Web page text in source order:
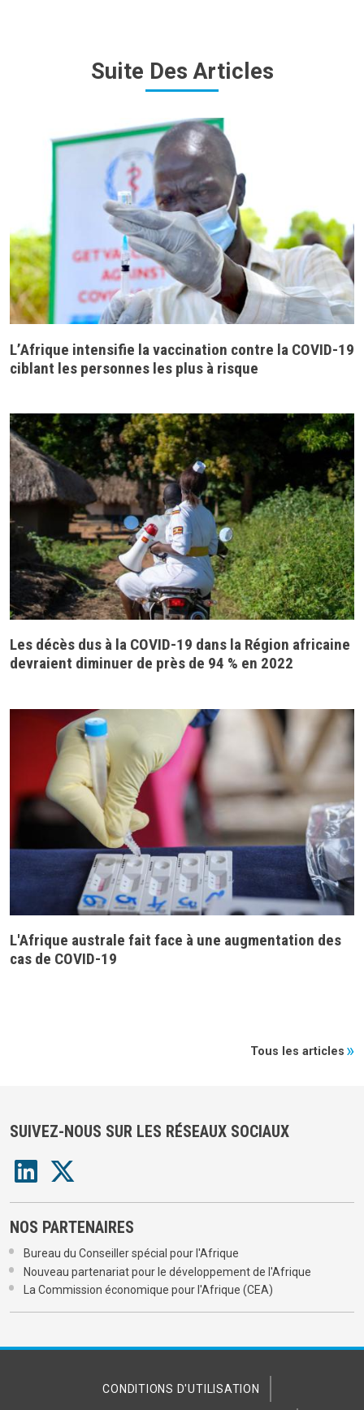
Suite Des Articles
L’Afrique intensifie la vaccination contre la COVID-19
ciblant les personnes les plus à risque
Les décès dus à la COVID-19 dans la Région africaine
devraient diminuer de près de 94 % en 2022
L'Afrique australe fait face à une augmentation des
cas de COVID-19
Tous les articles
SUIVEZ-NOUS SUR LES RÉSEAUX SOCIAUX
NOS PARTENAIRES
Bureau du Conseiller spécial pour l'Afrique
Nouveau partenariat pour le développement de l'Afrique
La Commission économique pour l'Afrique (CEA)
CONDITIONS D'UTILISATION